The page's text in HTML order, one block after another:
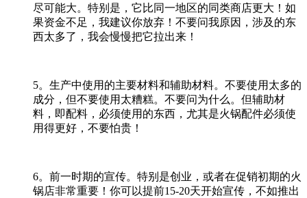
尽可能大。特别是，它比同一地区的同类商店更大！如
果资金不足，我建议你放弃！不要问我原因，涉及的东
西太多了，我会慢慢把它拉出来！
5。生产中使用的主要材料和辅助材料。不要使用太多的
成分，但不要使用太糟糕。不要问为什么。但辅助材
料，即配料，必须使用的东西，尤其是火锅配件必须使
用得更好，不要怕贵！
6。前一时期的宣传。特别是创业，或者在促销初期的火
锅店非常重要！你可以提前15-20天开始宣传，不如推出